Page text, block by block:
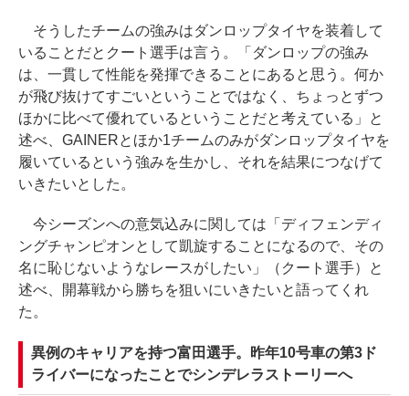
そうしたチームの強みはダンロップタイヤを装着して
いることだとクート選手は言う。「ダンロップの強み
は、一貫して性能を発揮できることにあると思う。何か
が飛び抜けてすごいということではなく、ちょっとずつ
ほかに比べて優れているということだと考えている」と
述べ、GAINERとほか1チームのみがダンロップタイヤを
履いているという強みを生かし、それを結果につなげて
いきたいとした。
今シーズンへの意気込みに関しては「ディフェンディ
ングチャンピオンとして凱旋することになるので、その
名に恥じないようなレースがしたい」（クート選手）と
述べ、開幕戦から勝ちを狙いにいきたいと語ってくれ
た。
異例のキャリアを持つ富田選手。昨年10号車の第3ド
ライバーになったことでシンデレラストーリーへ